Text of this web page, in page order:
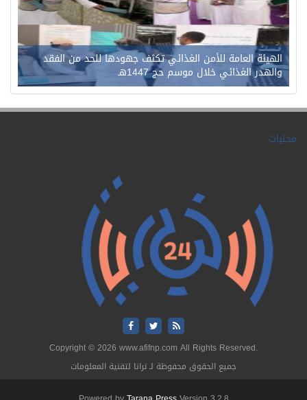
الهيئة العامة للأمن الغذائي تكثف جهودها للحد من الفقد
والهدر الغذائي خلال موسم حج 1447هـ
محليات
Copyright © 2026 www.afifnp.com All Rights Reserved.
جميع الحقوق محفوظة لـ ترانا لتقنية المعلومات